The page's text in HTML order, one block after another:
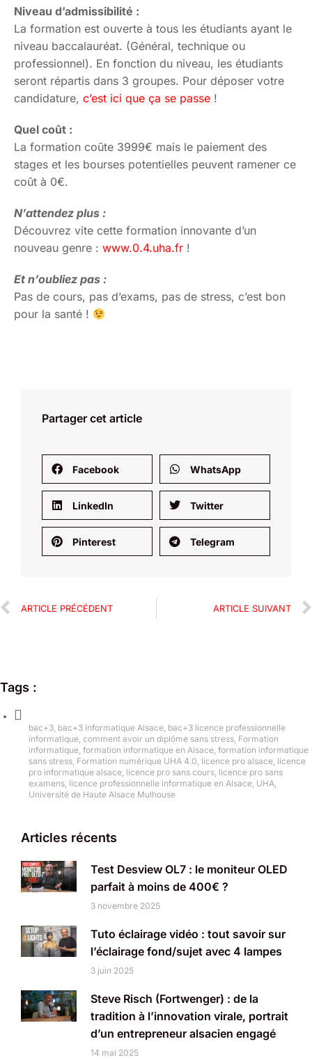
Niveau d’admissibilité :
La formation est ouverte à tous les étudiants ayant le
niveau baccalauréat. (Général, technique ou
professionnel). En fonction du niveau, les étudiants
seront répartis dans 3 groupes. Pour déposer votre
candidature, c’est ici que ça se passe !
Quel coût :
La formation coûte 3999€ mais le paiement des
stages et les bourses potentielles peuvent ramener ce
coût à 0€.
N’attendez plus :
Découvrez vite cette formation innovante d’un
nouveau genre : www.0.4.uha.fr !
Et n’oubliez pas :
Pas de cours, pas d’exams, pas de stress, c’est bon
pour la santé !
Partager cet article
Facebook WhatsApp
LinkedIn Twitter
Pinterest Telegram
ARTICLE PRÉCÉDENT ARTICLE SUIVANT
Tags :
bac+3, bac+3 informatique Alsace, bac+3 licence professionnelle
informatique, comment avoir un diplôme sans stress, Formation
informatique, formation informatique en Alsace, formation informatique
sans stress, Formation numérique UHA 4.0, licence pro alsace, licence
pro informatique alsace, licence pro sans cours, licence pro sans
examens, licence professionnelle informatique en Alsace, UHA,
Université de Haute Alsace Mulhouse
Articles récents
Test Desview OL7 : le moniteur OLED
parfait à moins de 400€ ?
3 novembre 2025
Tuto éclairage vidéo : tout savoir sur
l’éclairage fond/sujet avec 4 lampes
3 juin 2025
Steve Risch (Fortwenger) : de la
tradition à l’innovation virale, portrait
d’un entrepreneur alsacien engagé
14 mai 2025